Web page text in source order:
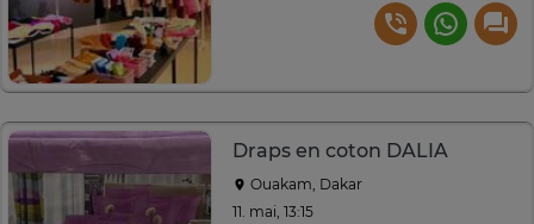
Draps en coton DALIA
Ouakam, Dakar
11. mai, 13:15